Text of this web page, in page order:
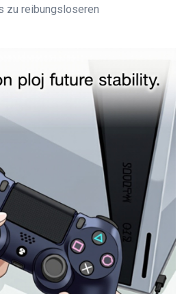
zu reibungsloseren